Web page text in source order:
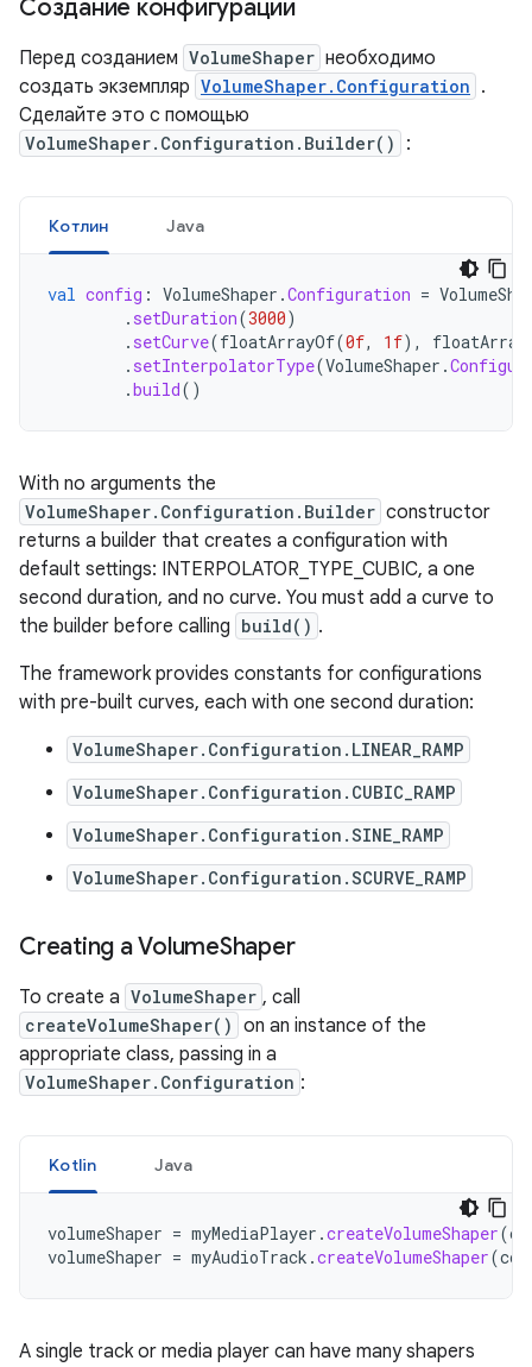
Создание конфигурации
Перед созданием VolumeShaper необходимо
создать экземпляр VolumeShaper.Configuration .
Сделайте это с помощью
VolumeShaper.Configuration.Builder() :
Котлин Java
val config : VolumeShaper .Configuration =
. setDuration(3000)
. setCurve(floatArrayOf(0f, 1f),
. setInterpolatorType(VolumeShaper .
.build()
With no arguments the
VolumeShaper. Configuration . Builder constructor
returns a builder that creates a configuration with
default settings: INTERPOLATOR_TYPE_CUBIC, a one
second duration, and no curve. You must add a curve to
the builder before calling build() .
The framework provides constants for configurations
with pre-built curves, each with one second duration:
VolumeShaper. Configuration . LINEAR_RAMP
VolumeShaper. Configuration . CUBIC_RAMP
VolumeShaper. Configuration .SINE_RAMP
VolumeShaper. Configuration .SCURVE_RAMP
Creating aVolumeShaper
To create a VolumeShaper , call
createVolumeShaper() on an instance of the
appropriate class, passing in a
VolumeShaper. Configuration :
Kotlin Java
volumeShaper = myMediaPlayer .createVolumeShaper(
volumeShaper = myAudioTrack .createVolumeShaper(
A single track or media player can have many shapers